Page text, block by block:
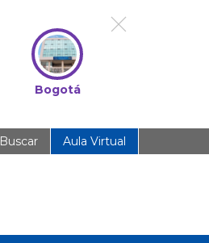
Bogotá
Buscar Aula Virtual